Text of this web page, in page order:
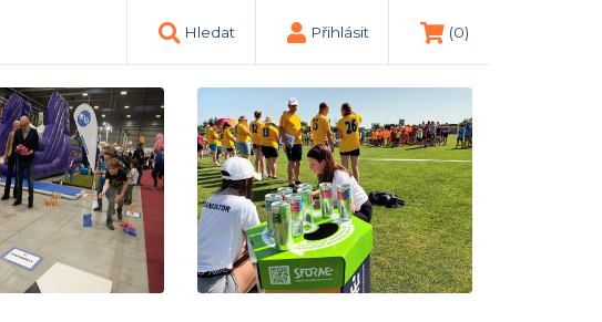
Hledat Přihlásit (0)